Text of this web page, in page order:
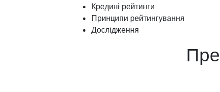
Кредині рейтинги
Принципи рейтингування
Дослідження